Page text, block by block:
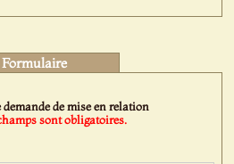
Formulaire
de mise en relation
sont obligatoires.